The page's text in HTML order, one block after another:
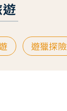
遊獵探險